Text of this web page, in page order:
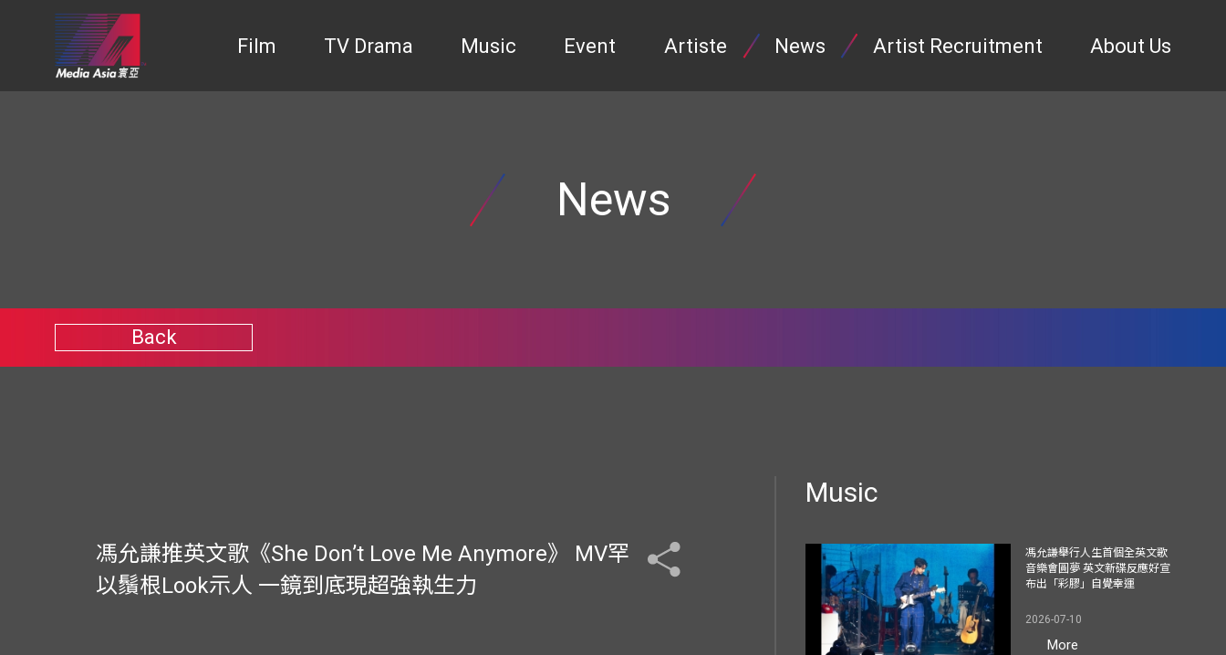
Film TV Drama Music Event Artiste News Artist Recruitment About Us
News
Back
馮允謙推英文歌《She Don’t Love Me Anymore》 MV罕
以鬚根Look示人 一鏡到底現超強執生力
Music
馮允謙舉行人生首個全英文歌
音樂會圓夢 英文新碟反應好宣
布出「彩膠」自覺幸運
2026-07-10
More